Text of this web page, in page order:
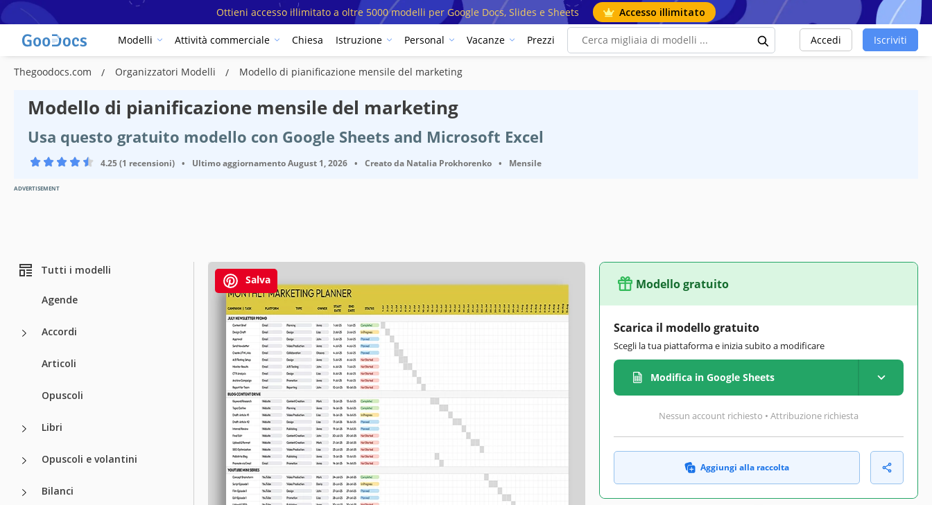
Ottieni accesso illimitato a oltre 5000 modelli per Google Docs, Slides e Sheets Accesso illimitato
Modelli Attività commerciale Chiesa Istruzione Personal Vacanze Prezzi Accedi Iscriviti
Thegoodocs.com Organizzatori Modelli Modello di pianificazione mensile del marketing
Modello di pianificazione mensile del marketing
Usa questo gratuito modello con Google Sheets and Microsoft Excel
4.25 (1 recensioni) • Ultimo aggiornamentoAugust 1, 2026 • Creato da Natalia Prokhorenko • Mensile
ADVERTISEMENT
Tutti i modelli
Agende
Accordi
Articoli
Opuscoli
Libri
Opuscoli e volantini
Bilanci
Salva Modello gratuito
Scarica il modello gratuito
Scegli la tua piattaforma e inizia subito a modificare
Modifica in Google Sheets
Nessun account richiesto • Attribuzione richiesta
Aggiungi alla raccolta